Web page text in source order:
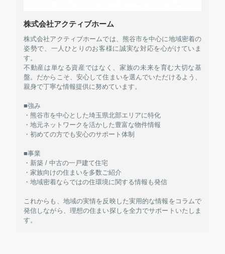
株式会社アクティブホーム
株式会社アクティブホームでは、熊谷市を中心に地域密着の
姿勢で、一人ひとりのお客様に誠実な対応を心がけていま
す。
不動産は単なる資産ではなく、家族の未来を育む大切な基
盤。だからこそ、安心して住まいを選んでいただけるよう、
親身で丁寧な情報提供に努めています。
■強み
・熊谷市を中心とした埼玉県北部エリアに特化
・地元ネットワークを活かした豊富な物件情報
・初めての方でも安心のサポート体制
■事業
・新築 / 中古の一戸建て住宅
・家族向けの住まいを多数ご紹介
・地域密着ならではの住環境に関する情報も発信
これからも、地域の実情を反映した実用的な情報をコラムで
発信しながら、理想の住まい探しを全力でサポートいたしま
す。